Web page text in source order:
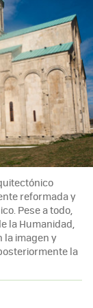
reformada y
Pese a todo,
la Humanidad,
la imagen y
la